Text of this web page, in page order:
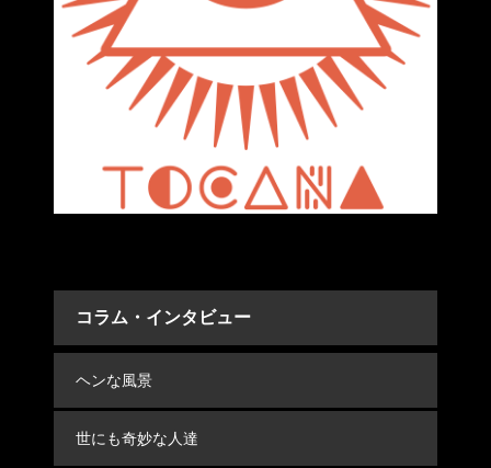
コラム・インタビュー
ヘンな風景
世にも奇妙な人達